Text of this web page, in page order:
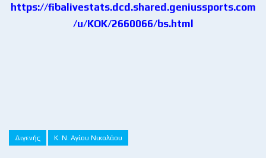
https://fibalivestats.dcd.shared.geniussports.com
/u/KOK/2660066/bs.html
Διγενής Κ. Ν. Αγίου Νικολάου